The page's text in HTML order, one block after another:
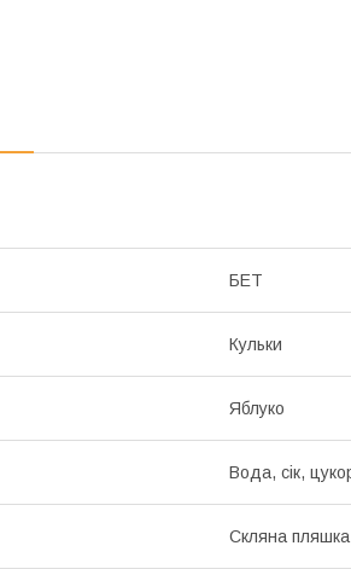
БЕТ
Кульки
Яблуко
Вода, сік,
Скляна пляшка